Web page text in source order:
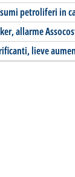
petroliferi in
allarme
lieve